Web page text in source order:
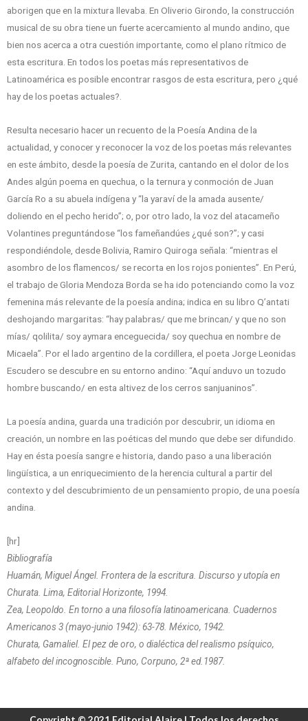
aborigen que en la mixtura llevaba. En Oliverio Girondo, la construcción
musical de su obra tiene un fuerte acercamiento al mundo andino, que
bien nos acerca a otra cuestión importante, como el plano rítmico de
esta escritura. En todos los poetas más representativos de
Latinoamérica es posible encontrar rasgos de esta escritura, pero ¿qué
hay de los poetas actuales?.
Resulta necesario hacer un recuento de la Poesía Andina de la
actualidad, y conocer y reconocer la voz de los poetas más relevantes
en este ámbito, desde la poesía de Zurita, cantando en el dolor de los
Andes algún poema en quechua, o la ternura y conmoción de Juan
García Ro a su abuela indígena y “la yaraví de la amada ausente/
doliendo en el pecho herido”; o, por otro lado, la voz del atacameño
Volantines preguntándose “los fameñandúes ¿qué son?”; y casi
respondiéndole, desde Bolivia, Ramiro Quiroga señala: “mientras el
asombro de los flamencos/ se recorta en los rojos ponientes”. En Perú,
el trabajo de Gloria Mendoza Borda se ha ido potenciando como la voz
femenina más relevante de la poesía andina; indica en su libro Q’antati
deshojando margaritas: “hay palabras/ que me brincan/ y que no son
mías/ qolilita/ soy aymara enceguecida/ soy quechua en nombre de
Micaela”. Por el lado argentino de la cordillera, el poeta Jorge Leonidas
Escudero se descubre en su entorno andino: “Aquí anduvo un tozudo
hombre buscando/ en esta altivez de los cerros sanjuaninos”.
La poesía andina, guarda una tradición por descubrir, un idioma en
creación, un nombre en las poéticas del mundo que debe ser difundido.
Hay en ésta poesía sangre e historia, dando paso a una liberación
lingüística, a un enriquecimiento de la herencia cultural a partir del
contexto y del descubrimiento de un pensamiento propio, de una poesía
andina.
[hr]
Bibliografía
Huamán, Miguel Ángel. Frontera de la escritura. Discurso y utopía en
Churata. Lima, Editorial Horizonte, 1994.
Zea, Leopoldo. En torno a una filosofía latinoamericana. Cuadernos
Americanos 3 (mayo-junio 1942): 63-78. México, 1942.
Churata, Gamaliel. El pez de oro, o dialéctica del realismo psíquico,
alfabeto del incognoscible. Puno, Corpuno, 2ª ed.1987.